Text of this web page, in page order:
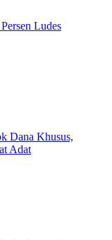
Ludes
Dana Khusus,
Adat